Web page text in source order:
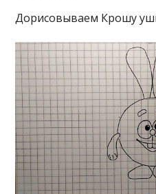
Дорисовываем Крошу